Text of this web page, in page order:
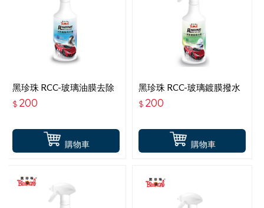
購物車
黑珍珠 RCC-玻璃油膜去除
慕斯 600ML
$ 200
購物車
黑珍珠 RCC-玻璃鍍膜撥水
劑 600ML
$ 200